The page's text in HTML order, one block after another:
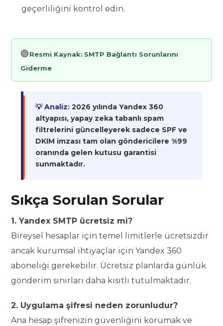
geçerliliğini kontrol edin.
🟢Resmi Kaynak: SMTP Bağlantı Sorunlarını
Giderme
💡 Analiz: 2026 yılında Yandex 360
altyapısı, yapay zeka tabanlı spam
filtrelerini güncelleyerek sadece SPF ve
DKIM imzası tam olan göndericilere %99
oranında gelen kutusu garantisi
sunmaktadır.
Sıkça Sorulan Sorular
1. Yandex SMTP ücretsiz mi?
Bireysel hesaplar için temel limitlerle ücretsizdir
ancak kurumsal ihtiyaçlar için Yandex 360
aboneliği gerekebilir. Ücretsiz planlarda günlük
gönderim sınırları daha kısıtlı tutulmaktadır.
2. Uygulama şifresi neden zorunludur?
Ana hesap şifrenizin güvenliğini korumak ve